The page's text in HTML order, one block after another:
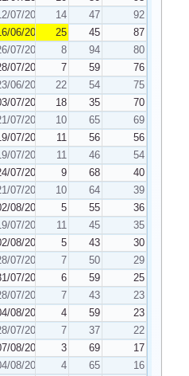
07/2021 14 47
92
06/2021 25 45
87
07/2021 8 94
80
07/2021 7 59
76
06/2021 22 54
75
07/2021 18 35
70
07/2021 10 65
69
07/2021 11 56
56
07/2021 11 46
54
07/2021 9 68
40
07/2021 10 64
39
08/2021 5 55
36
07/2021 11 45
35
08/2021 5 43
30
07/2021 7 50
29
07/2021 6 59
25
07/2021 7 43
23
08/2021 4 59
23
07/2021 7 37
22
08/2021 3 69
17
08/2021 4 65
16